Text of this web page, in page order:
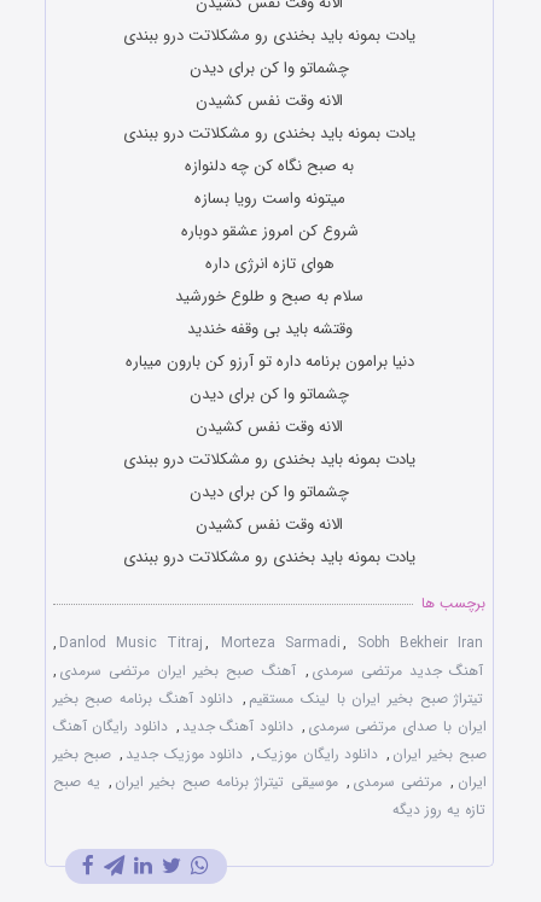
یادت بمونه باید بخندی رو مشکلاتت درو ببندی
چشماتو وا کن برای دیدن
الانه وقت نفس کشیدن
یادت بمونه باید بخندی رو مشکلاتت درو ببندی
به صبح نگاه کن چه دلنوازه
میتونه واست رویا بسازه
شروع کن امروز عشقو دوباره
هوای تازه انرژی داره
سلام به صبح و طلوع خورشید
وقتشه باید بی وقفه خندید
دنیا برامون برنامه داره تو آرزو کن بارون میباره
چشماتو وا کن برای دیدن
الانه وقت نفس کشیدن
یادت بمونه باید بخندی رو مشکلاتت درو ببندی
چشماتو وا کن برای دیدن
الانه وقت نفس کشیدن
یادت بمونه باید بخندی رو مشکلاتت درو ببندی
برچسب ها
Danlod Music Titraj, Morteza Sarmadi, Sobh Bekheir Iran
,
آهنگ جدید مرتضی سرمدی , آهنگ صبح بخیر ایران مرتضی سرمدی ,
تیتراژ صبح بخیر ایران با لینک مستقیم , دانلود آهنگ برنامه صبح بخیر
ایران با صدای مرتضی سرمدی , دانلود آهنگ جدید , دانلود رایگان آهنگ
صبح بخیر ایران , دانلود رایگان موزیک, دانلود موزیک جدید , صبح بخیر
ایران , مرتضی سرمدی , موسیقی تیتراژ برنامه صبح بخیر ایران , یه صبح
تازه یه روز دیگه